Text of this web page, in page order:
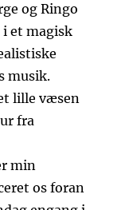
og Ringo
i et magisk
musik.
lille væsen
fra
min
os foran